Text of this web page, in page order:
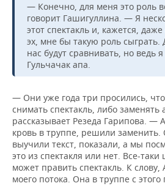
— Конечно, для меня это роль
говорит Гашигуллина. — Я
этот спектакль и, кажется,
эх, мне бы такую роль
нас будут сравнивать, но ведь
Гульчачак апа.
— Они уже года три просились,
снимать спектакль, либо заменять
рассказывает Резеда Гарипова. —
кровь в труппе, решили
выучили текст, показали, а мы
это из спектакля или нет. Все-
может править спектакль. К
моего потока. Она в труппе с этого